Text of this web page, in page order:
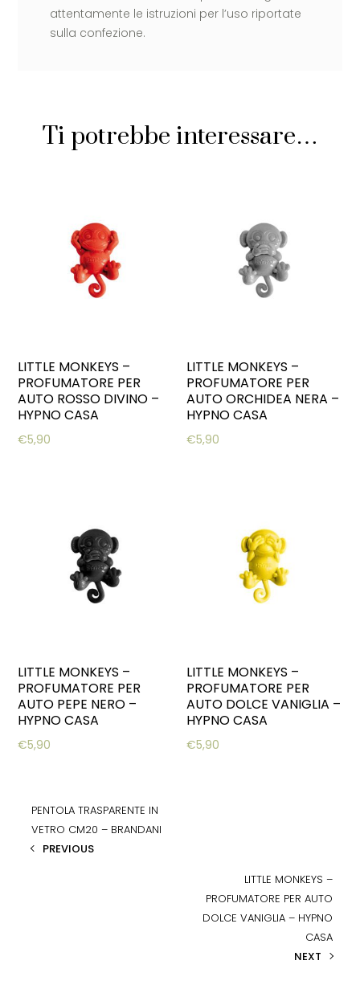
attentamente le istruzioni per l’uso riportate
sulla confezione.
Ti potrebbe interessare…
LITTLE MONKEYS –
PROFUMATORE PER
AUTO ROSSO DIVINO –
HYPNO CASA
€5,90
LITTLE MONKEYS –
PROFUMATORE PER
AUTO ORCHIDEA NERA –
HYPNO CASA
€5,90
LITTLE MONKEYS –
PROFUMATORE PER
AUTO PEPE NERO –
HYPNO CASA
€5,90
LITTLE MONKEYS –
PROFUMATORE PER
AUTO DOLCE VANIGLIA –
HYPNO CASA
€5,90
PENTOLA TRASPARENTE IN
VETRO CM20 – BRANDANI
PREVIOUS
LITTLE MONKEYS –
PROFUMATORE PER AUTO
DOLCE VANIGLIA – HYPNO
CASA
NEXT